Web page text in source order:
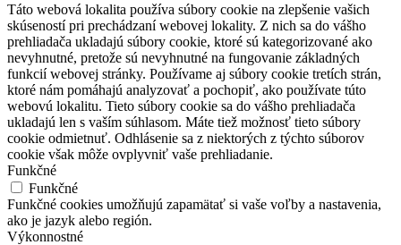
Táto webová lokalita používa súbory cookie na zlepšenie vašich
skúseností pri prechádzaní webovej lokality. Z nich sa do vášho
prehliadača ukladajú súbory cookie, ktoré sú kategorizované ako
nevyhnutné, pretože sú nevyhnutné na fungovanie základných
funkcií webovej stránky. Používame aj súbory cookie tretích strán,
ktoré nám pomáhajú analyzovať a pochopiť, ako používate túto
webovú lokalitu. Tieto súbory cookie sa do vášho prehliadača
ukladajú len s vaším súhlasom. Máte tiež možnosť tieto súbory
cookie odmietnuť. Odhlásenie sa z niektorých z týchto súborov
cookie však môže ovplyvniť vaše prehliadanie.
Funkčné
Funkčné
Funkčné cookies umožňujú zapamätať si vaše voľby a nastavenia,
ako je jazyk alebo región.
Výkonnostné